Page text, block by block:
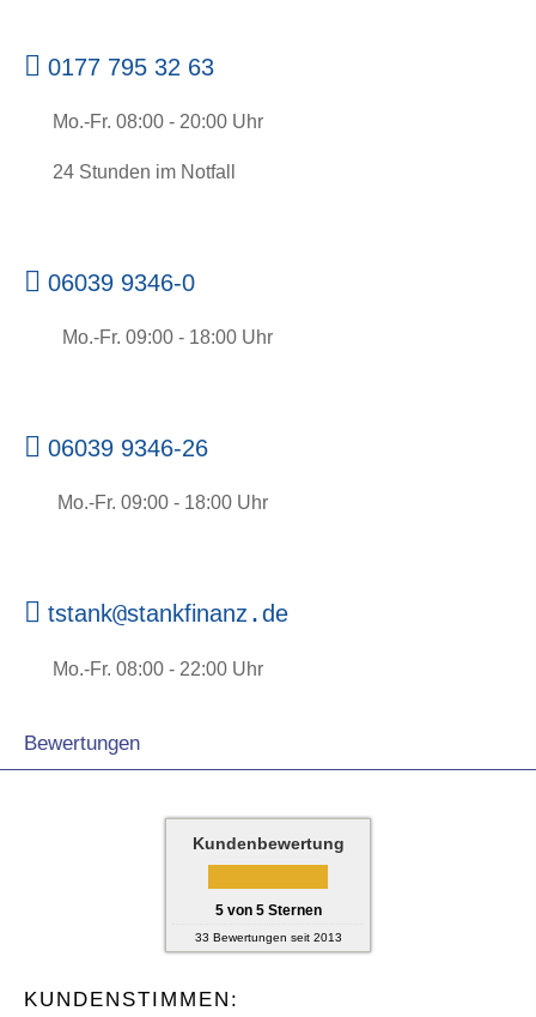
0177 795 32 63
Mo.-Fr. 08:00 - 20:00 Uhr
24 Stunden im Notfall
06039 9346-0
Mo.-Fr. 09:00 - 18:00 Uhr
06039 9346-26
Mo.-Fr. 09:00 - 18:00 Uhr
tstank@stankfinanz .de
Mo.-Fr. 08:00 - 22:00 Uhr
Bewertungen
Kundenbewertung
5von 5Sternen
33 Bewertungen seit 2013
KUNDENSTIMMEN: